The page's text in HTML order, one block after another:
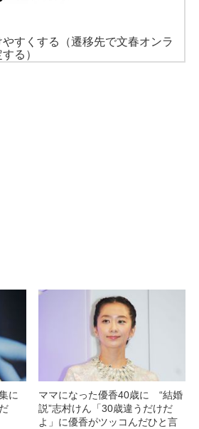
すくする
（遷移先で文春オンラ
る）
に
ママになった優香40歳に “結婚
説”志村けん「30歳違うだけだ
よ」に優香がツッコんだひと言